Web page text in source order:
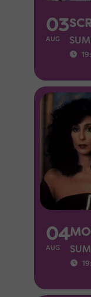
03
AUG
04
AUG